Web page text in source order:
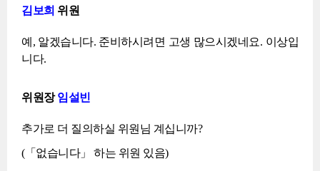
김보희 위원
예, 알겠습니다. 준비하시려면 고생 많으시겠네요. 이상입
니다.
위원장임설빈
추가로 더 질의하실 위원님 계십니까?
(「없습니다」 하는 위원 있음)